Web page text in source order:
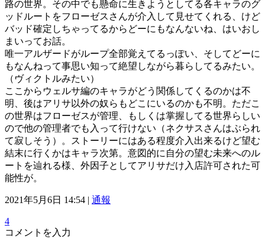
路の世界。その中でも懸命に生きようとしてる各キャラのグ
ッドルートをフローゼスさんが介入して見せてくれる、けど
バッド確定しちゃってるからどーにもなんないね、はいおし
まいってお話。
唯一アルザードがループ全部覚えてるっぽい、そしてどーに
もなんねって事思い知って絶望しながら暮らしてるみたい。
（ヴィクトルみたい）
ここからウェルサ編のキャラがどう関係してくるのかは不
明、後はアリサ以外の奴らもどこにいるのかも不明。ただこ
の世界はフローゼスが管理、もしくは掌握してる世界らしい
ので他の管理者でも入って行けない（ネクサスさんはぶられ
て寂しそう）。ストーリーにはある程度介入出来るけど望む
結末に行くかはキャラ次第。意図的に自分の望む未来へのル
ートを辿れる様、外因子としてアリサだけ入店許可された可
能性が。
2021年5月6日 14:54 | 通報
4
コメントを入力